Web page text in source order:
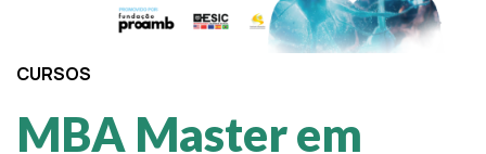
CURSOS
MBA Master em